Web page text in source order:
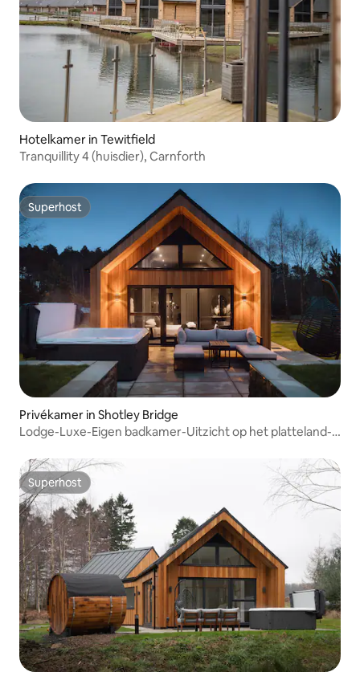
Hotelkamer in Tewitfield
Tranquillity 4 (huisdier), Carnforth
Superhost
Superhost
Privékamer in Shotley Bridge
Lodge-Luxe-Eigen badkamer-Uitzicht op het platteland-
Superhost
Superhost